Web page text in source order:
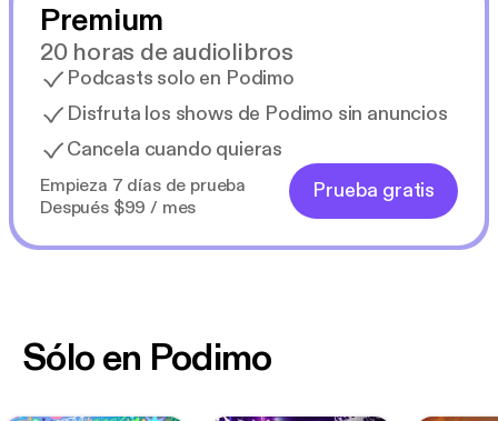
Premium
20 horas de audiolibros
Podcasts solo en Podimo
Disfruta los shows de Podimo sin anuncios
Cancela cuando quieras
Empieza 7 días de prueba
Después $99 / mes
Prueba gratis
Sólo en Podimo